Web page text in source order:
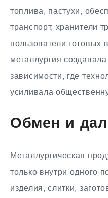
топлива, пастухи,
транспорт, хранители
пользователи готовых
металлургия
зависимости, где
усиливала
Обмен и
Металлургическая
только внутри одного
изделия, слитки,